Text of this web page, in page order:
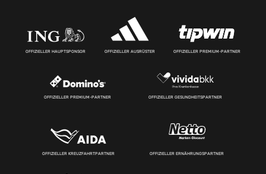
OFFIZIELLER HAUPTSPONSOR OFFIZIELLER AUSRÜSTER OFFIZIELLER PREMIUM-PARTNER
OFFIZIELLER PREMIUM-PARTNER OFFIZIELLER GESUNDHEITSPARTNER
OFFIZIELLER KREUZFAHRTPARTNER OFFIZIELLER ERNÄHRUNGSPARTNER